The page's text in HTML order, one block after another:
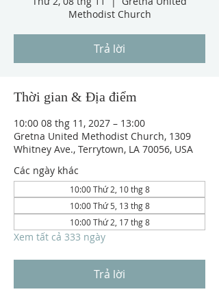
Methodist Church
Trả lời
Thời gian & Địa điểm
10:00 08 thg 11, 2027 – 13:00
Gretna United Methodist Church, 1309
Whitney Ave., Terrytown, LA 70056, USA
Các ngày khác
10:00 Thứ 2, 10 thg 8
10:00 Thứ 5, 13 thg 8
10:00 Thứ 2, 17 thg 8
Xem tất cả 333 ngày
Trả lời